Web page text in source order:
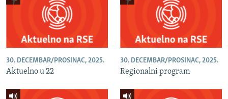
30. DECEMBAR/PROSINAC, 2025.
Aktuelno u 22
30. DECEMBAR/PROSINAC, 2025.
Regionalni program